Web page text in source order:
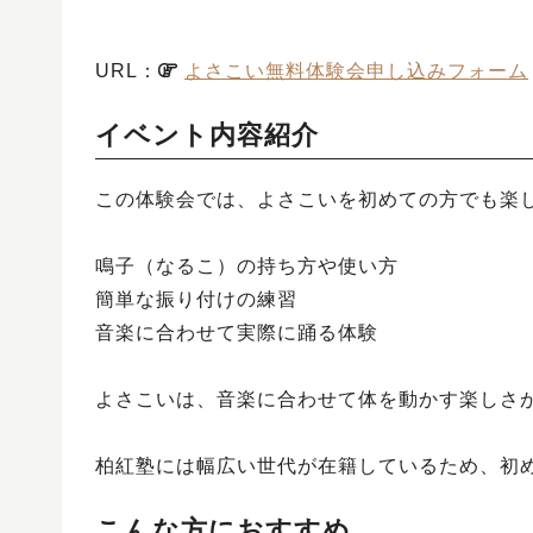
URL： よさこい無料体験会申し込みフォーム
イベント内容紹介
この体験会では、よさこいを初めての方でも
鳴子（なるこ）の持ち方や使い方
簡単な振り付けの練習
音楽に合わせて実際に踊る体験
よさこいは、音楽に合わせて体を動かす楽し
柏紅塾には幅広い世代が在籍しているため、初